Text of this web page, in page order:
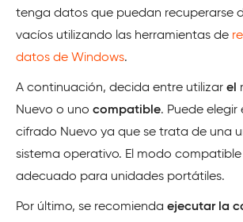
tenga datos que puedan recuperarse
vacíos utilizando las herramientas de
datos de Windows.
A continuación, decida entre utilizar el
Nuevo o uno compatible. Puede
cifrado Nuevo ya que se trata de una
sistema operativo. El modo compatible
adecuado para unidades portátiles.
Por último, se recomienda ejecutar la